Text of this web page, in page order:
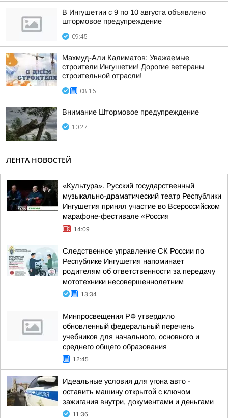
В Ингушетии с 9 по 10 августа объявлено
штормовое предупреждение
09:45
Махмуд-Али Калиматов: Уважаемые
строители Ингушетии! Дорогие ветераны
строительной отрасли!
08:16
Внимание Штормовое предупреждение
10:27
ЛЕНТА НОВОСТЕЙ
«Культура». Русский государственный
музыкально-драматический театр Республики
Ингушетия принял участие во Всероссийском
марафоне-фестивале «Россия
14:09
Следственное управление СК России по
Республике Ингушетия напоминает
родителям об ответственности за передачу
мототехники несовершеннолетним
13:34
Минпросвещения РФ утвердило
обновленный федеральный перечень
учебников для начального, основного и
среднего общего образования
12:45
Идеальные условия для угона авто -
оставить машину открытой с ключом
зажигания внутри, документами и деньгами
11:36